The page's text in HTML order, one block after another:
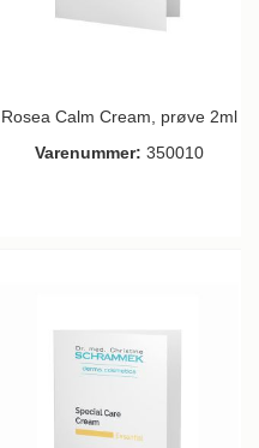
Rosea Calm Cream, prøve 2ml
Varenummer: 350010